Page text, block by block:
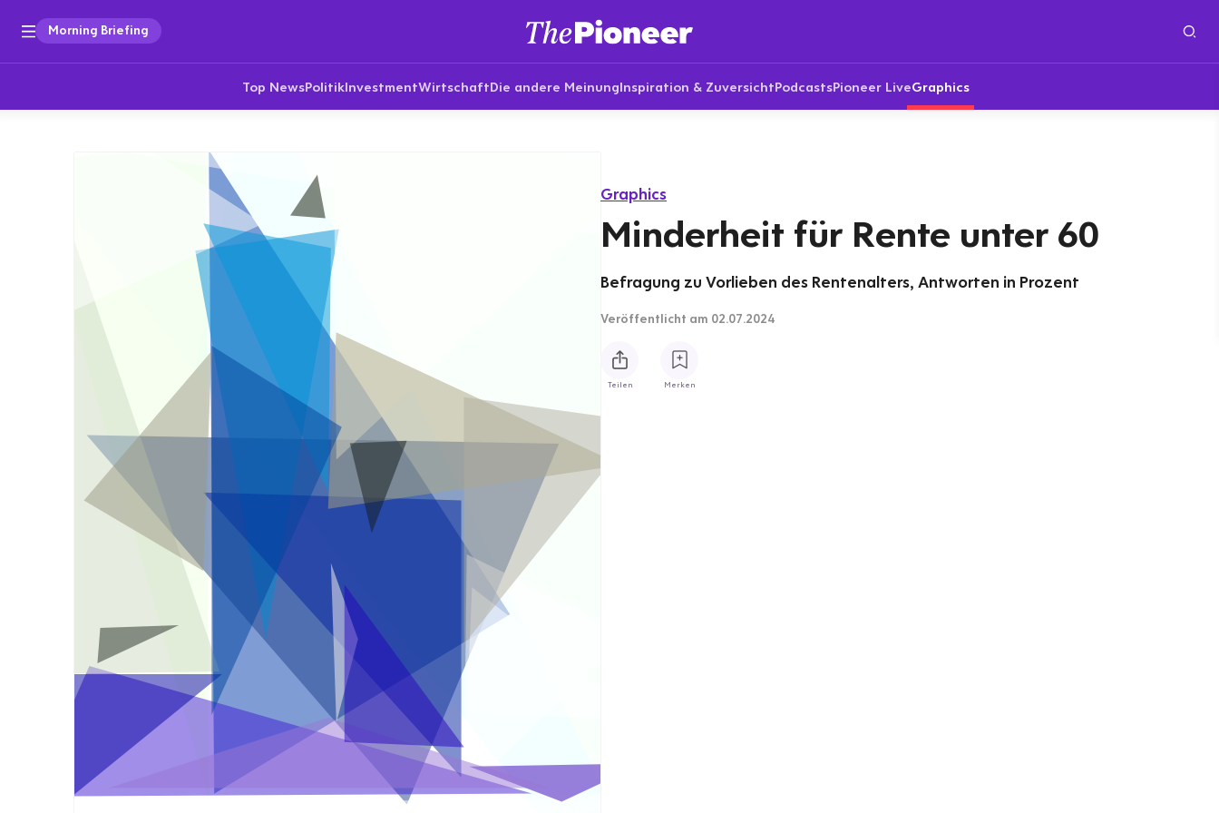
Morning Briefing
Top NewsPolitikInvestmentWirtschaftDie andere MeinungInspiration & ZuversichtPodcastsPioneer LiveGraphics
Graphics
Minderheit für Rente unter 60
Befragung zu Vorlieben des Rentenalters, Antworten in Prozent
Veröffentlicht am 02.07.2024
Teilen Merken